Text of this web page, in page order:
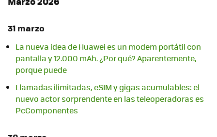
31 marzo
La nueva idea de Huawei es un modem portátil con
pantalla y 12.000 mAh. ¿Por qué? Aparentemente,
porque puede
Llamadas ilimitadas, eSIM y gigas acumulables: el
nuevo actor sorprendente en las teleoperadoras es
PcComponentes